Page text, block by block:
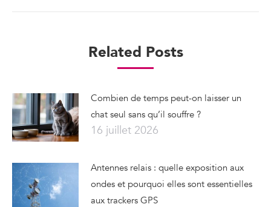
Related Posts
Combien de temps peut-on laisser un
chat seul sans qu’il souffre ?
16 juillet 2026
Antennes relais : quelle exposition aux
ondes et pourquoi elles sont essentielles
aux trackers GPS